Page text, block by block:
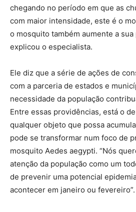
chegando no período em que as
com maior intensidade, este é o
o mosquito também aumente a sua
explicou o especialista.
Ele diz que a série de ações de
com a parceria de estados e
necessidade da população
Entre essas providências, está o
qualquer objeto que possa
pode se transformar num foco de
mosquito Aedes aegypti. “Nós
atenção da população como um
de prevenir uma potencial
acontecer em janeiro ou fevereiro”.